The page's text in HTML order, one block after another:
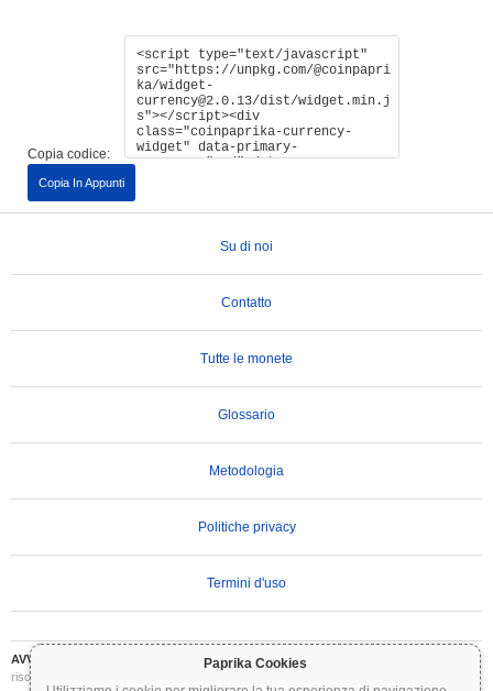
Paprika Cookies
Copia codice:
Copia In Appunti
Su di noi
Contatto
Tutte le monete
Glossario
Metodologia
Politiche privacy
Termini d'uso
AVVERTENZA IMPORTANTE:
Le criptovalute sono altamente volatili e comportano
rischi significativi. Potresti perdere parte o tutto il tuo investimento. Tutte le informazioni